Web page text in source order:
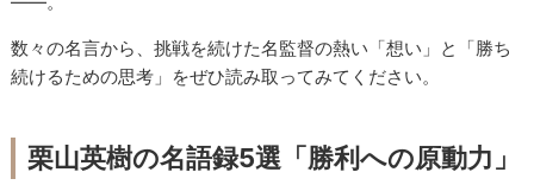
数々の名言から、挑戦を続けた名監督の熱い「想い」と「勝ち
続けるための思考」をぜひ読み取ってみてください。
栗山英樹の名語録5選「勝利への原動力」